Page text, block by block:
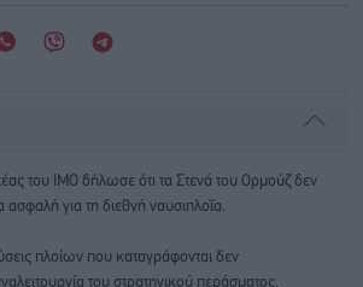
του IMO δήλωσε ότι τα Στενά του Ορμούζ δεν
για τη διεθνή ναυσιπλοΐα.
πλοίων που καταγράφονται δεν
του στρατηγικού περάσματος,